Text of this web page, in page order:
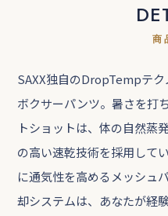
商
SAXX独自のDropTempテ
ボクサーパンツ。暑さを打
トショットは、体の自然蒸
の高い速乾技術を採用して
に通気性を高めるメッシュ
却システムは、あなたが経